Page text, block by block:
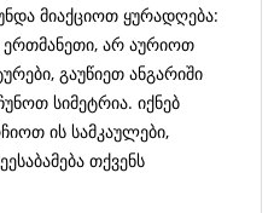
მიაქციოთ ყურადღება:
ერთმანეთი, არ აურიოთ
გაუწიეთ ანგარიში
სიმეტრია. იქნებ
ის სამკაულები,
თქვენს